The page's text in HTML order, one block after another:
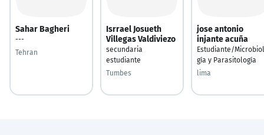
Sahar Bagheri
---
Tehran
Isrrael Josueth
Villegas Valdiviezo
secundaria
estudiante
Tumbes
jose antonio
injante acuña
Estudiante/
gía y Parasitología
lima